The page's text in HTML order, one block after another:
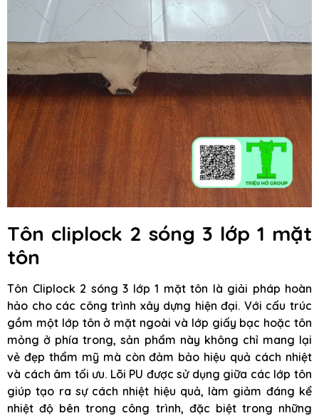
Tôn cliplock 2 sóng 3 lớp 1 mặt
tôn
Tôn Cliplock 2 sóng 3 lớp 1 mặt tôn là giải pháp hoàn
hảo cho các công trình xây dựng hiện đại. Với cấu trúc
gồm một lớp tôn ở mặt ngoài và lớp giấy bạc hoặc tôn
mỏng ở phía trong, sản phẩm này không chỉ mang lại
vẻ đẹp thẩm mỹ mà còn đảm bảo hiệu quả cách nhiệt
và cách âm tối ưu. Lõi PU được sử dụng giữa các lớp tôn
giúp tạo ra sự cách nhiệt hiệu quả, làm giảm đáng kể
nhiệt độ bên trong công trình, đặc biệt trong những